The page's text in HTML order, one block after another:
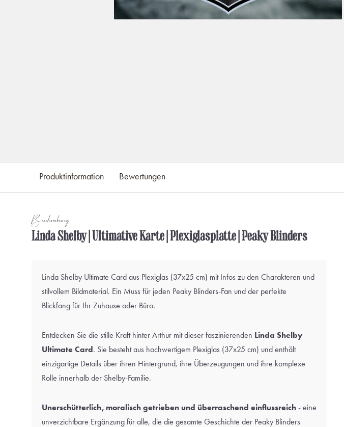
Produktinformation Bewertungen
Beschreibung
Linda Shelby | Ultimative Karte | Plexiglasplatte | Peaky Blinders
Linda Shelby Ultimate Card aus Plexiglas (37x25 cm) mit Infos zu den Charakteren und
stilvollem Bildmaterial. Ein Muss für jeden Peaky Blinders-Fan und der perfekte
Blickfang für Ihr Zuhause oder Büro.
Entdecken Sie die stille Kraft hinter Arthur mit dieser faszinierenden Linda Shelby
Ultimate Card. Sie besteht aus hochwertigem Plexiglas (37x25 cm) und enthält
einzigartige Details über ihren Hintergrund, ihre Überzeugungen und ihre komplexe
Rolle innerhalb der Shelby-Familie.
Unerschütterlich, moralisch getrieben und überraschend einflussreich - eine
unverzichtbare Ergänzung für alle, die die gesamte Geschichte der Peaky Blinders